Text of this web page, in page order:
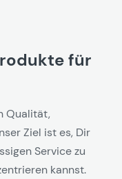
für
Qualität,
Ziel ist es, Dir
Service zu
kannst.